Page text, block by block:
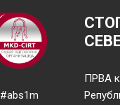
#abs1m
ПРВА